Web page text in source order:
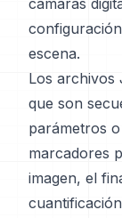
cámaras
escena.
Los archivos
que son
parámetros
marcadores
imagen, el